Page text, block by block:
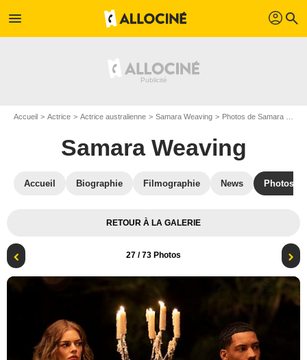
menu profil search
Accueil Actrice Actrice australienne Samara Weaving Photos de Samara Weaving
Samara Weaving
Accueil Biographie Filmographie News Photos
RETOUR À LA GALERIE
27 / 73 Photos